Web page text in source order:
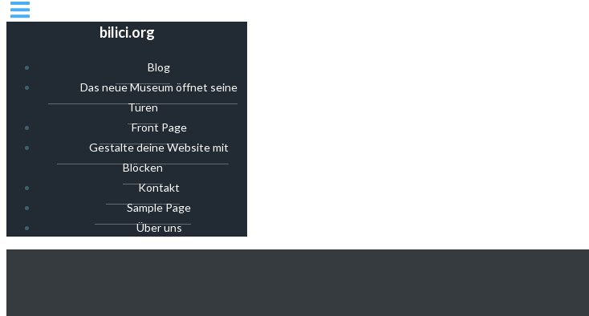
bilici.org
Blog
Das neue Museum öffnet seine
Türen
Front Page
Gestalte deine Website mit
Blöcken
Kontakt
Sample Page
Über uns